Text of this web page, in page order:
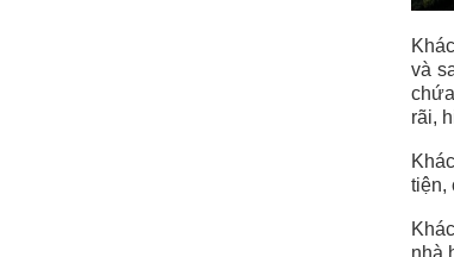
và
rãi,
tiện,
nhà